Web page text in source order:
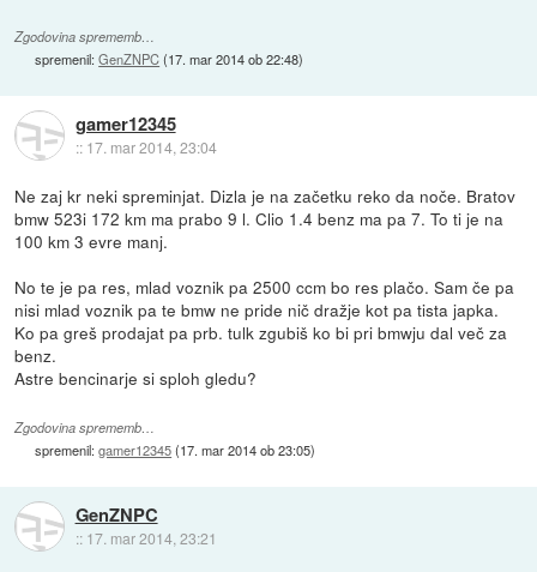
Zgodovina sprememb…
spremenil:GenZNPC(17. mar 2014 ob 22:48)
gamer12345
:: 17. mar 2014, 23:04
Ne zaj kr neki spreminjat. Dizla je na začetku reko da noče. Bratov
bmw 523i 172 km ma prabo 9 l. Clio 1.4 benz ma pa 7. To ti je na
100 km 3 evre manj.
No te je pa res, mlad voznik pa 2500 ccm bo res plačo. Sam če pa
nisi mlad voznik pa te bmw ne pride nič dražje kot pa tista japka.
Ko pa greš prodajat pa prb. tulk zgubiš ko bi pri bmwju dal več za
benz.
Astre bencinarje si sploh gledu?
Zgodovina sprememb…
spremenil:gamer12345(17. mar 2014 ob 23:05)
GenZNPC
:: 17. mar 2014, 23:21